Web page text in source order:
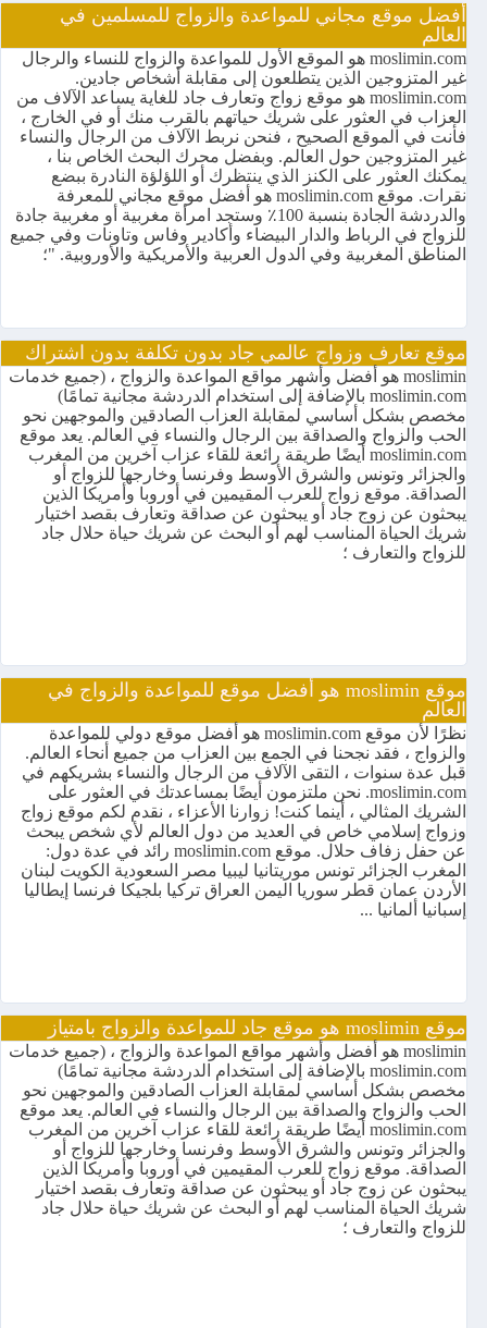
أفضل موقع مجاني للمواعدة والزواج للمسلمين في
العالم
moslimin.com هو الموقع الأول للمواعدة والزواج للنساء والرجال
غير المتزوجين الذين يتطلعون إلى مقابلة أشخاص جادين.
moslimin.com هو موقع زواج وتعارف جاد للغاية يساعد الآلاف من
العزاب في العثور على شريك حياتهم بالقرب منك أو في الخارج ،
فأنت في الموقع الصحيح ، فنحن نربط الآلاف من الرجال والنساء
غير المتزوجين حول العالم. وبفضل محرك البحث الخاص بنا ،
يمكنك العثور على الكنز الذي ينتظرك أو اللؤلؤة النادرة ببضع
نقرات. موقع moslimin.com هو أفضل موقع مجاني للمعرفة
والدردشة الجادة بنسبة 100٪ وستجد امرأة مغربية أو مغربية جادة
للزواج في الرباط والدار البيضاء وأكادير وفاس وتاونات وفي جميع
المناطق المغربية وفي الدول العربية والأمريكية والأوروبية. "؛
موقع تعارف وزواج عالمي جاد بدون تكلفة بدون اشتراك
moslimin هو أفضل وأشهر مواقع المواعدة والزواج ، (جميع خدمات
moslimin.com بالإضافة إلى استخدام الدردشة مجانية تمامًا)
مخصص بشكل أساسي لمقابلة العزاب الصادقين والموجهين نحو
الحب والزواج والصداقة بين الرجال والنساء في العالم. يعد موقع
moslimin.com أيضًا طريقة رائعة للقاء عزاب آخرين من المغرب
والجزائر وتونس والشرق الأوسط وفرنسا وخارجها للزواج أو
الصداقة. موقع زواج للعرب المقيمين في أوروبا وأمريكا الذين
يبحثون عن زوج جاد أو يبحثون عن صداقة وتعارف بقصد اختيار
شريك الحياة المناسب لهم أو البحث عن شريك حياة حلال جاد
للزواج والتعارف ؛
موقع moslimin هو أفضل موقع للمواعدة والزواج في
العالم
نظرًا لأن موقع moslimin.com هو أفضل موقع دولي للمواعدة
والزواج ، فقد نجحنا في الجمع بين العزاب من جميع أنحاء العالم.
قبل عدة سنوات ، التقى الآلاف من الرجال والنساء بشريكهم في
moslimin.com. نحن ملتزمون أيضًا بمساعدتك في العثور على
الشريك المثالي ، أينما كنت! زوارنا الأعزاء ، نقدم لكم موقع زواج
وزواج إسلامي خاص في العديد من دول العالم لأي شخص يبحث
عن حفل زفاف حلال. موقع moslimin.com رائد في عدة دول:
المغرب الجزائر تونس موريتانيا ليبيا مصر السعودية الكويت لبنان
الأردن عمان قطر سوريا اليمن العراق تركيا بلجيكا فرنسا إيطاليا
إسبانيا ألمانيا ...
موقع moslimin هو موقع جاد للمواعدة والزواج بامتياز
moslimin هو أفضل وأشهر مواقع المواعدة والزواج ، (جميع خدمات
moslimin.com بالإضافة إلى استخدام الدردشة مجانية تمامًا)
مخصص بشكل أساسي لمقابلة العزاب الصادقين والموجهين نحو
الحب والزواج والصداقة بين الرجال والنساء في العالم. يعد موقع
moslimin.com أيضًا طريقة رائعة للقاء عزاب آخرين من المغرب
والجزائر وتونس والشرق الأوسط وفرنسا وخارجها للزواج أو
الصداقة. موقع زواج للعرب المقيمين في أوروبا وأمريكا الذين
يبحثون عن زوج جاد أو يبحثون عن صداقة وتعارف بقصد اختيار
شريك الحياة المناسب لهم أو البحث عن شريك حياة حلال جاد
للزواج والتعارف ؛